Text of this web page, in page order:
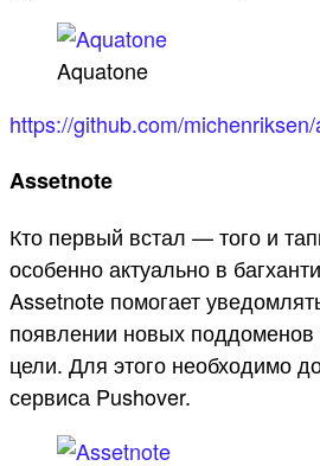
Aquatone
https://github.com/
Assetnote
Кто первый встал — того и
особенно актуально в
Assetnote помогает
появлении новых
цели. Для этого необходимо
сервиса Pushover.